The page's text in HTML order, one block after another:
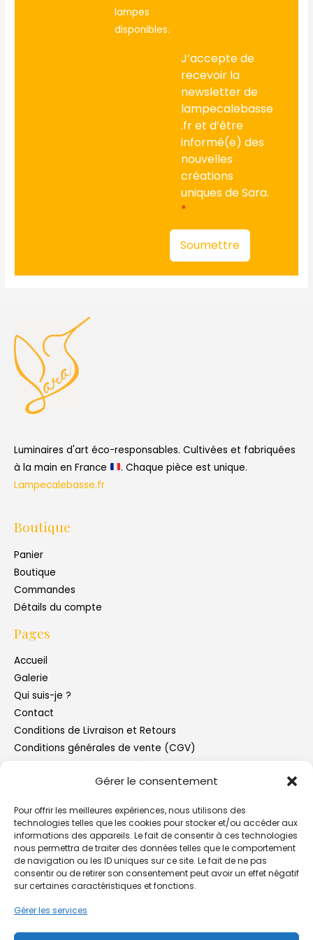
Gérer le consentement
Pour offrir les meilleures expériences, nous utilisons des
technologies telles que les cookies pour stocker et/ou accéder aux
informations des appareils. Le fait de consentir à ces technologies
nous permettra de traiter des données telles que le comportement
de navigation ou les ID uniques sur ce site. Le fait de ne pas
consentir ou de retirer son consentement peut avoir un effet négatif
sur certaines caractéristiques et fonctions.
Gérer les services
lampes
disponibles.
J’accepte de
recevoir la
newsletter de
lampecalebasse
.fr et d’être
informé(e) des
nouvelles
créations
uniques de Sara.
*
Soumettre
Luminaires d'art éco-responsables. Cultivées et fabriquées
à la main en France
. Chaque pièce est unique.
Lampecalebasse.fr
Boutique
Panier
Boutique
Commandes
Détails du compte
Pages
Accueil
Galerie
Qui suis-je ?
Contact
Conditions de Livraison et Retours
Conditions générales de vente (CGV)
Mentions Légales
Blog
Les semences paysannes reproductibles [Page en
construction]
Qu’est ce qu’une calebasse?
Conception d’une lampe calebasse [page en construction]
Conseils d’entretien et précautions